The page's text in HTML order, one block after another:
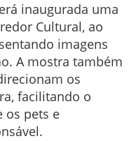
inaugurada uma
Cultural, ao
imagens
A mostra também
os
facilitando o
os pets e